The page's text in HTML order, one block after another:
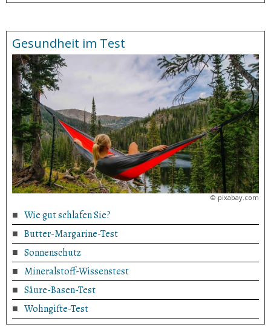
Gesundheit im Test
© pixabay.com
Wie gut schlafen Sie?
Butter-Margarine-Test
Sonnenschutz
Mineralstoff-Wissenstest
Säure-Basen-Test
Wohngifte-Test